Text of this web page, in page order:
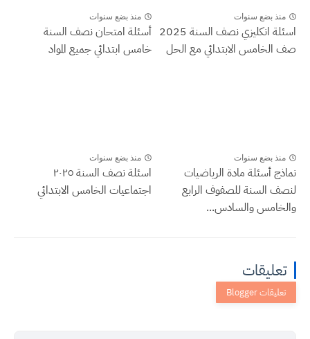
منذ بضع سنوات
اسئلة انكليزي نصف السنة 2025
صف الخامس الابتدائي مع الحل
منذ بضع سنوات
أسئلة امتحان نصف السنة
خامس ابتدائي جميع المواد
منذ بضع سنوات
نماذج أسئلة مادة الرياضيات
لنصف السنة للصفوف الرابع
والخامس والسادس...
منذ بضع سنوات
اسئلة نصف السنة ٢٠٢٥
اجتماعيات الخامس الابتدائي
تعليقات